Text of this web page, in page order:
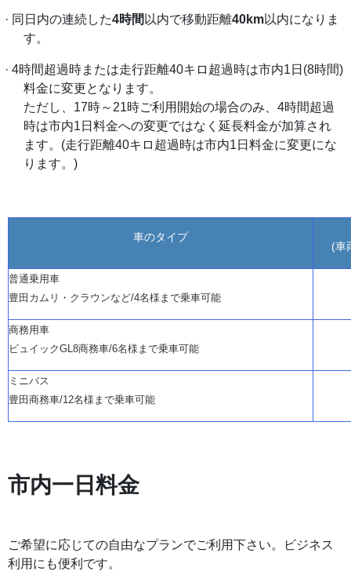
· 同日内の連続した4時間 以内で移動距離40km以内になりま
す。
· 4時間超過時または走行距離40キロ超過時は市内1日(8時間)
料金に変更となります。
ただし、 17時～21時ご利用開始の場合のみ、4時間超過
時は市内1日料金への変更ではなく延長料金が加算され
ます。(走行距離40キロ超過時は市内1日料金に変更にな
ります。)
車のタイプ
(車
普通乗用車
豊田カムリ・クラウンなど/4名様まで乗車可能
商務用車
ビュイックGL8商務車/6名様まで乗車可能
ミニバス
豊田商務車/12名様まで乗車可能
市内一日料金
ご希望に応じての自由なプランでご利用下さい。ビジネス
利用にも便利です。